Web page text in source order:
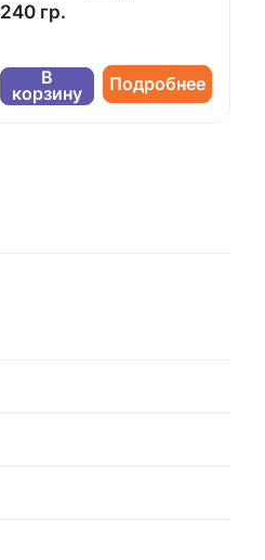
240 гр.
В
корзину
Подробнее